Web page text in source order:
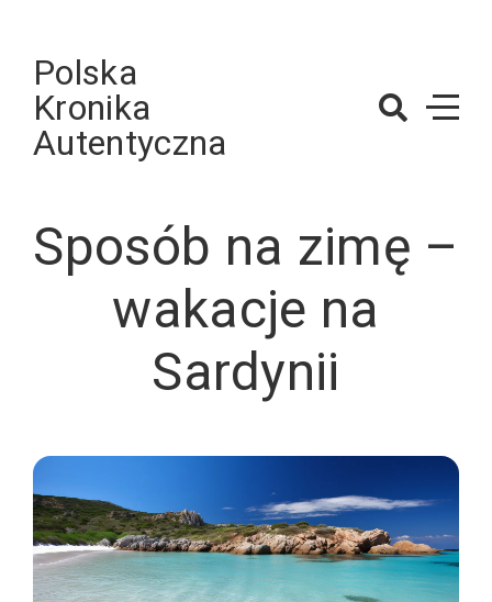
contentPolska
Kronika
Autentyczna
Sposób na zimę –
wakacje na
Sardynii